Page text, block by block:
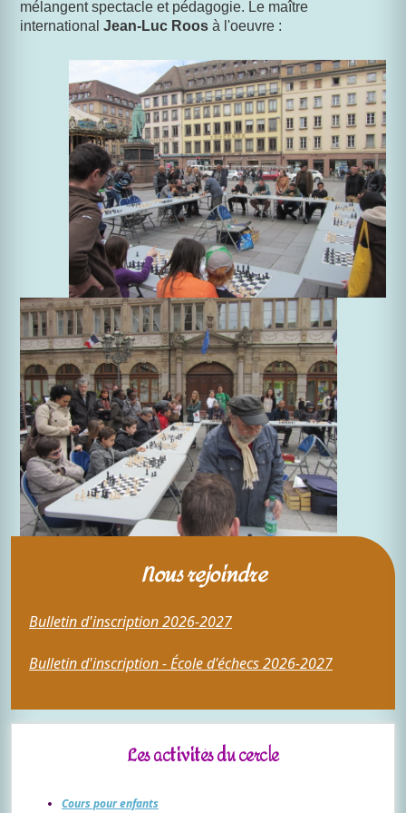
mélangent spectacle et pédagogie. Le maître
international Jean-Luc Roos à l'oeuvre :
Nous rejoindre
Bulletin d'inscription 2026-2027
Bulletin d'inscription - École d'échecs 2026-2027
Les activités du cercle
Cours pour enfants